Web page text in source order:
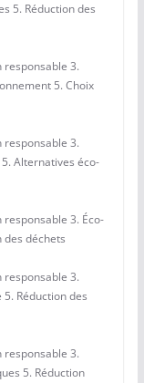
5. Réduction des
3.
5. Choix
3.
Alternatives éco-
3. Éco-
des déchets
3.
Réduction des
3.
5. Réduction